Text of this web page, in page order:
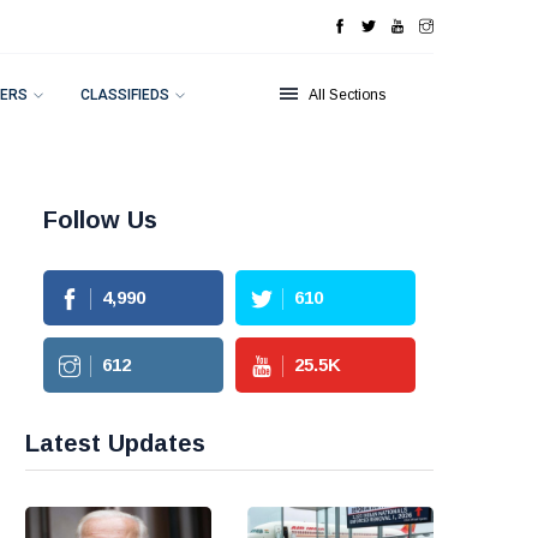
CLASSIFIEDS All Sections
Follow Us
4,990 610
612 25.5K
Latest Updates